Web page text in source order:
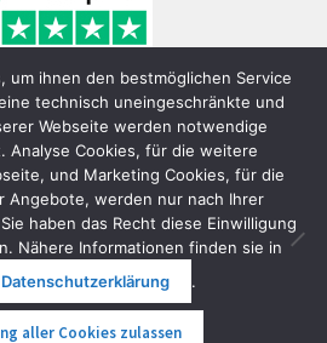
Elektromobilität 2026
Erstellt mit WooCommerce
um ihnen den bestmöglichen Service
technisch uneingeschränkte und
Webseite werden notwendige
Analyse Cookies, für die weitere
und Marketing Cookies, für die
Angebote, werden nur nach Ihrer
haben das Recht diese Einwilligung
Nähere Informationen finden sie in
Datenschutzerklärung .
aller Cookies zulassen